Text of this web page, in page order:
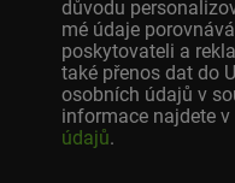
důvodu
mé údaje
poskytovateli a
také přenos dat do
osobních údajů v
informace najdete v
údajů.